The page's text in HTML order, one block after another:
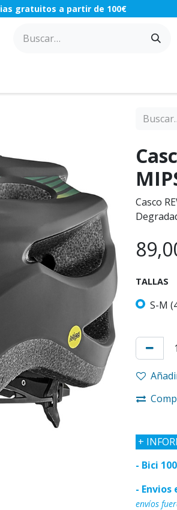
gratuitos a partir de 100€
Casco
TALLAS
S-M
+
- Bici
- Envios
envíos